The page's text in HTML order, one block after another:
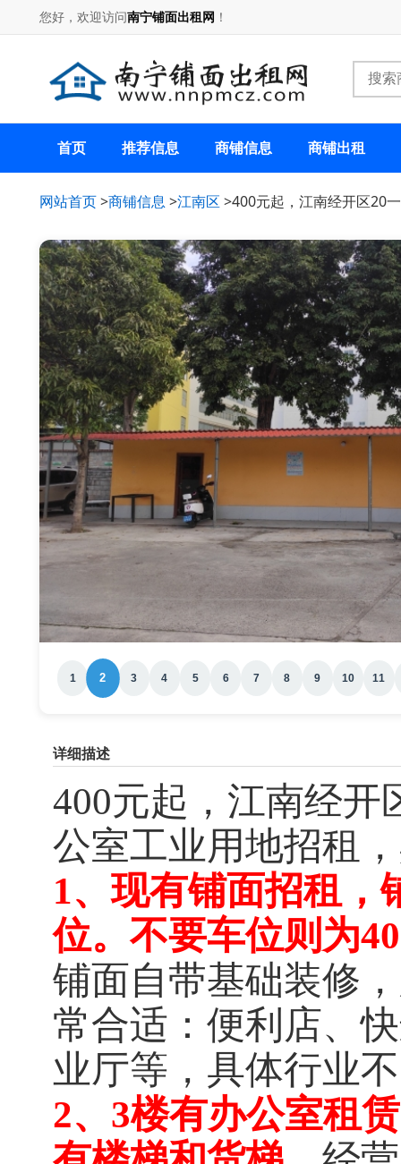
您好，欢迎访问南宁铺面出租网 ！
首页 推荐信息 商铺信息 商铺出租
网站首页>商铺信息 >江南区 >400元起，江南经开区20
1 2 3 4 5 6 7 8 9 10 11
详细描述
400元起，江南经开
公室工业用地招租
1、现有铺面招租，
位。不要车位则为
铺面自带基础装修
常合适：便利店、
业厅等，具体行业
2、 3楼有办公室租